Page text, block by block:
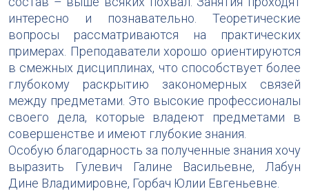
интересно и познавательно. Теоретические
вопросы рассматриваются на практических
примерах. Преподаватели хорошо ориентируются
в смежных дисциплинах, что способствует более
глубокому раскрытию закономерных связей
между предметами. Это высокие профессионалы
своего дела, которые владеют предметами в
совершенстве и имеют глубокие знания.
Особую благодарность за полученные знания хочу
выразить Гулевич Галине Васильевне, Лабун
Дине Владимировне, Горбач Юлии Евгеньевне.